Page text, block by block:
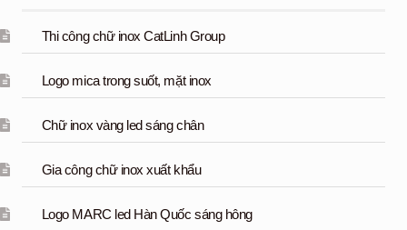
Thi công chữ inox CatLinh Group
Logo mica trong suốt, mặt inox
Chữ inox vàng led sáng chân
Gia công chữ inox xuất khẩu
Logo MARC led Hàn Quốc sáng hông